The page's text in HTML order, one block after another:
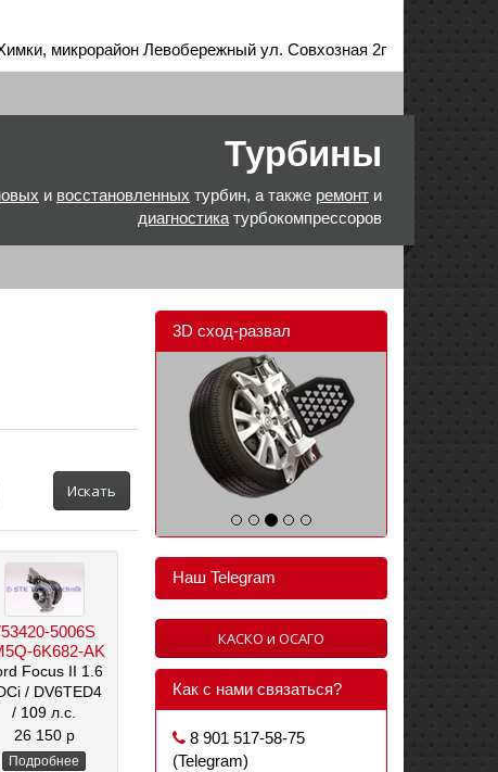
микрорайон Левобережный ул. Совхозная 2г
Турбины
и восстановленных турбин, а также ремонт и
диагностика турбокомпрессоров
Искать
5006S
6K682-AK
Focus II 1.6
/ DV6TED4
/ 109 л.с.
/ 1600 см3
26 150 р
Подробнее
3D сход-развал
Наш Telegram
КАСКО и ОСАГО
Как с нами связаться?
8 901 517-58-75
(Telegram)